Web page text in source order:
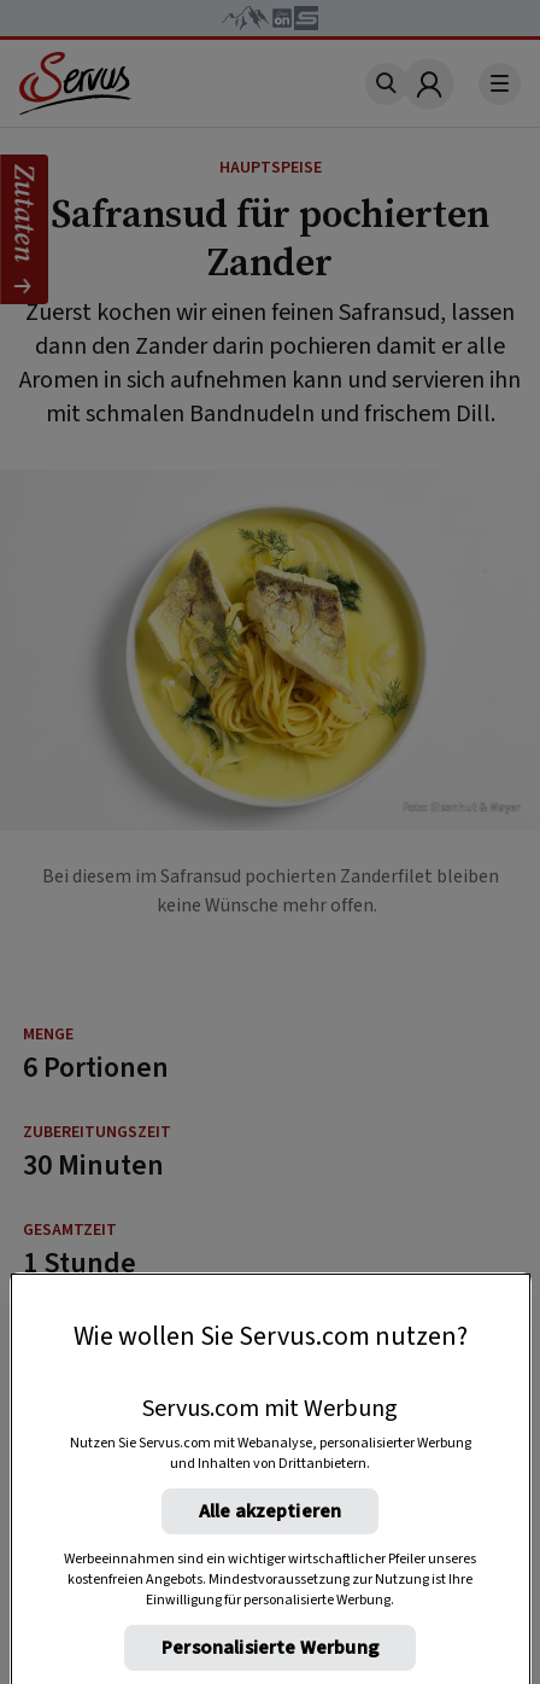
Account
HAUPTSPEISE
Safransud für pochierten
Zander
Zuerst kochen wir einen feinen Safransud, lassen
dann den Zander darin pochieren damit er alle
Aromen in sich aufnehmen kann und servieren ihn
mit schmalen Bandnudeln und frischem Dill.
Foto: Eisenhut & Mayer
Bei diesem im Safransud pochierten Zanderfilet bleiben
keine Wünsche mehr offen.
6 Portionen
30 Minuten
1 Stunde
Zutaten
Wie wollen Sie Servus.com nutzen?
Servus.com mit Werbung
Nutzen Sie Servus.com mit Webanalyse, personalisierter Werbung
und Inhalten von Drittanbietern.
Alle akzeptieren
Werbeeinnahmen sind ein wichtiger wirtschaftlicher Pfeiler unseres
kostenfreien Angebots. Mindestvoraussetzung zur Nutzung ist Ihre
Einwilligung für personalisierte Werbung.
Personalisierte Werbung